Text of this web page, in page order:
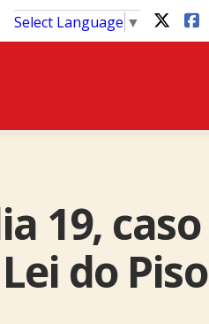
Select Language ▼
19, caso
do Piso